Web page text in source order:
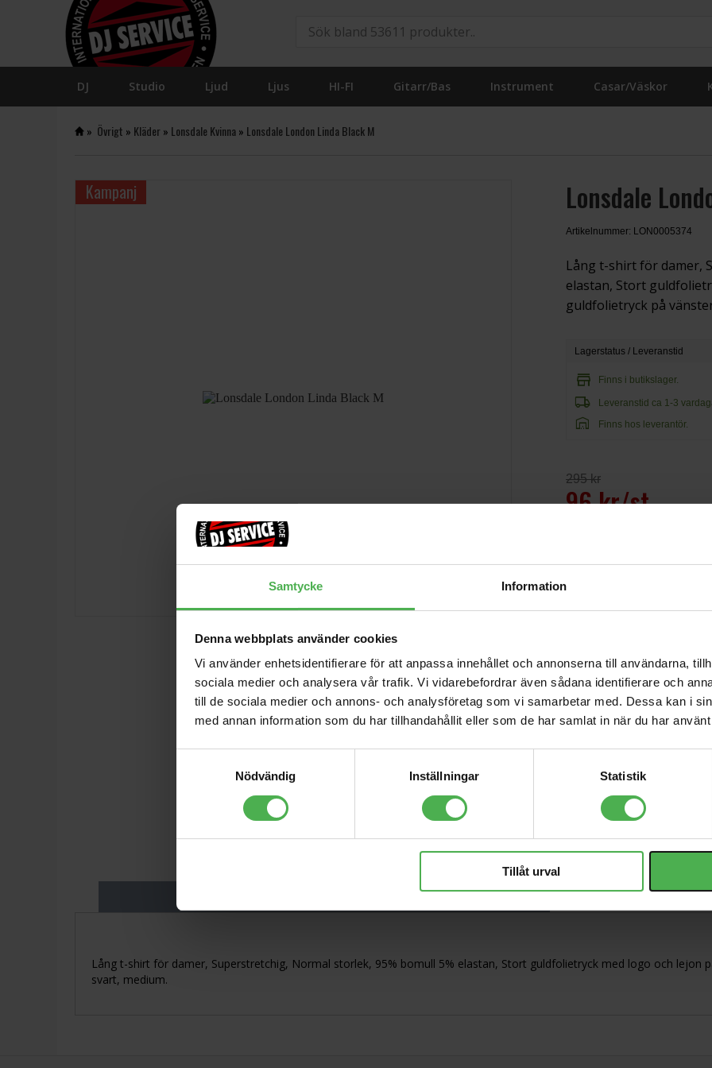
Samtycke Information
Denna webbplats använder cookies
Vi använder enhetsidentifierare för att anpassa innehållet och annonserna till användarna,
sociala medier och analysera vår trafik. Vi vidarebefordrar även sådana identifierare och
till de sociala medier och annons- och analysföretag som vi samarbetar med. Dessa kan i
med annan information som du har tillhandahållit eller som de har samlat in när du har
Nödvändig
Inställningar Statistik
Tillåt urval
DJ Studio Ljud Ljus HI-FI Gitarr/Bas Instrument Casar/Väskor
» Övrigt » Kläder» Lonsdale Kvinna» Lonsdale London Linda Black M
Kampanj Lonsdale
Artikelnummer: LON0005374
Lång t-shirt för damer,
elastan, Stort
guldfolietryck på
Lagerstatus / Leveranstid
store Finns i butikslager.
local_shipping Leveranstid ca 1-3
warehouse Finns hos leverantör.
295 kr
96 kr/st
TS412 Cover
550 kr
EB-2221
Subwoofer
Lång t-shirt för damer, Superstretchig, Normal storlek, 95% bomull 5% elastan, Stort guldfolietryck med logo och lejon
svart, medium.